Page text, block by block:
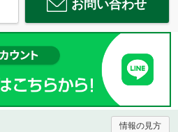
お問い合わせ
情報の見方